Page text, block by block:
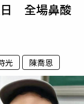
日 全場鼻酸
光 陳喬恩